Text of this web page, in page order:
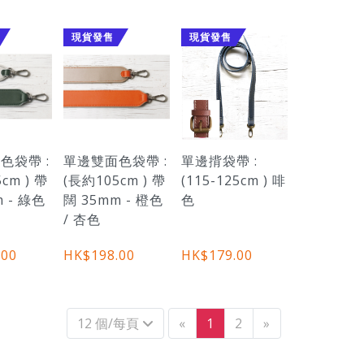
袋帶 :
) 帶
- 綠色
現貨發售
單邊雙面色袋帶 :
(長約105cm ) 帶
闊 35mm - 橙色
/ 杏色
HK$198.00
現貨發售
單邊揹袋帶 :
(115-125cm ) 啡
色
HK$179.00
12 個/每頁 « 上一個
1 2 »